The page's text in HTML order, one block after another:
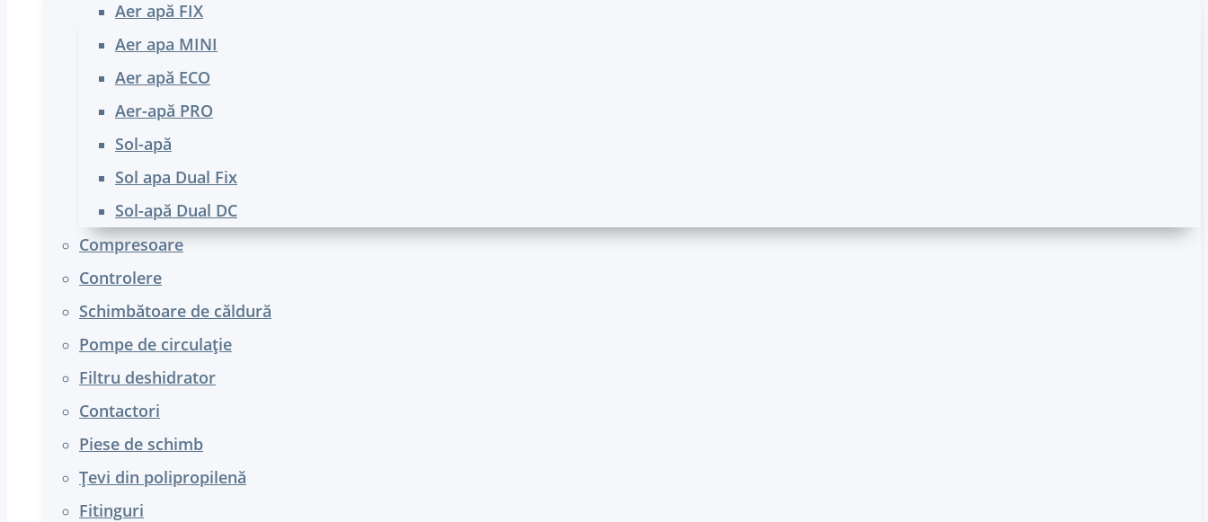
Aer apă FIX
Aer apa MINI
Aer apă ECO
Aer-apă PRO
Sol-apă
Sol apa Dual Fix
Sol-apă Dual DC
Compresoare
Controlere
Schimbătoare de căldură
Pompe de circulație
Filtru deshidrator
Contactori
Piese de schimb
Țevi din polipropilenă
Fitinguri